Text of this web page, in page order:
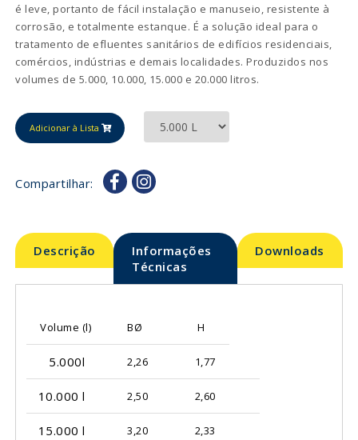
é leve, portanto de fácil instalação e manuseio, resistente à
corrosão, e totalmente estanque. É a solução ideal para o
tratamento de efluentes sanitários de edifícios residenciais,
comércios, indústrias e demais localidades. Produzidos nos
volumes de 5.000, 10.000, 15.000 e 20.000 litros.
Adicionar à Lista
Compartilhar:
Descrição
Informações
Técnicas
Downloads
Volume (l) BØ H
5.000l 2,26 1,77
10.000 l 2,50 2,60
15.000 l 3,20 2,33